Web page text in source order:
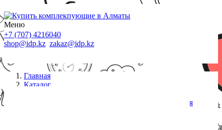
Меню
+7 (707) 4216040
shop@idp.kz zakaz@idp.kz
Главная
Каталог
Картридж лазерный HP 651A, 16 000 страниц для